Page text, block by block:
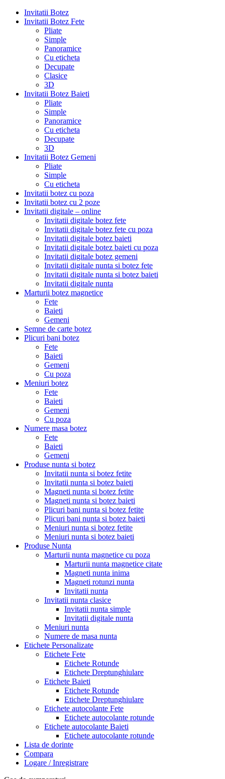
Invitatii Botez
Invitatii Botez Fete
Pliate
Simple
Panoramice
Cu eticheta
Decupate
Clasice
3D
Invitatii Botez Baieti
Pliate
Simple
Panoramice
Cu eticheta
Decupate
3D
Invitatii Botez Gemeni
Pliate
Simple
Cu eticheta
Invitatii botez cu poza
Invitatii botez cu 2 poze
Invitatii digitale – online
Invitatii digitale botez fete
Invitatii digitale botez fete cu poza
Invitatii digitale botez baieti
Invitatii digitale botez baieti cu poza
Invitatii digitale botez gemeni
Invitatii digitale nunta si botez fete
Invitatii digitale nunta si botez baieti
Invitatii digitale nunta
Marturii botez magnetice
Fete
Baieti
Gemeni
Semne de carte botez
Plicuri bani botez
Fete
Baieti
Gemeni
Cu poza
Meniuri botez
Fete
Baieti
Gemeni
Cu poza
Numere masa botez
Fete
Baieti
Gemeni
Produse nunta si botez
Invitatii nunta si botez fetite
Invitatii nunta si botez baieti
Magneti nunta si botez fetite
Magneti nunta si botez baieti
Plicuri bani nunta si botez fetite
Plicuri bani nunta si botez baieti
Meniuri nunta si botez fetite
Meniuri nunta si botez baieti
Produse Nunta
Marturii nunta magnetice cu poza
Marturii nunta magnetice citate
Magneti nunta inima
Magneti rotunzi nunta
Invitatii nunta
Invitatii nunta clasice
Invitatii nunta simple
Invitatii digitale nunta
Meniuri nunta
Numere de masa nunta
Etichete Personalizate
Etichete Fete
Etichete Rotunde
Etichete Dreptunghiulare
Etichete Baieti
Etichete Rotunde
Etichete Dreptunghiulare
Etichete autocolante Fete
Etichete autocolante rotunde
Etichete autocolante Baieti
Etichete autocolante rotunde
Lista de dorinte
Compara
Logare / Inregistrare